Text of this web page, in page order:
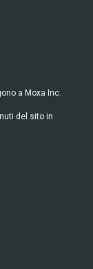
a Moxa Inc.
del sito in